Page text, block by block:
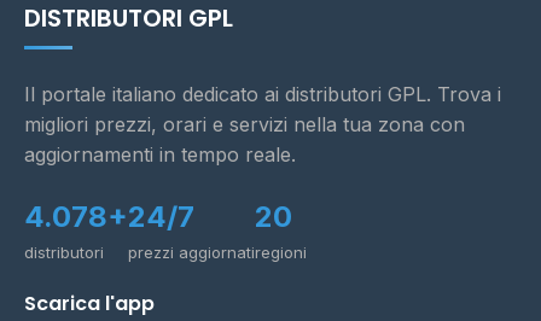
DISTRIBUTORI GPL
Il portale italiano dedicato ai distributori GPL. Trova i
migliori prezzi, orari e servizi nella tua zona con
aggiornamenti in tempo reale.
4.078+
distributori
24/7
prezzi aggiornati
20
regioni
Scarica l'app